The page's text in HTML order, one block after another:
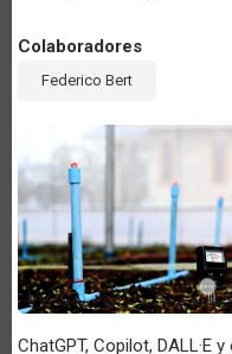
Colaboradores
Federico Bert
ChatGPT, Copilot, DALL·E